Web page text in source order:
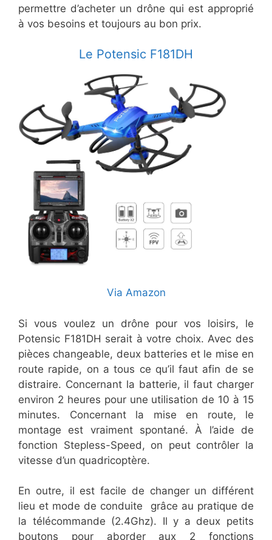
permettre d’acheter un drône qui est approprié
à vos besoins et toujours au bon prix.
​Le Potensic F181DH
Via Amazon
Si vous voulez un drône pour vos loisirs, le
Potensic F181DH serait à votre choix. Avec des
pièces changeable, deux batteries et le mise en
route rapide, on a tous ce qu’il faut afin de se
distraire. Concernant la batterie, il faut charger
environ 2 heures pour une utilisation de 10 à 15
minutes. Concernant la mise en route, le
montage est vraiment spontané. À l’aide de
fonction Stepless-Speed, on peut contrôler la
vitesse d’un quadricoptère.
En outre, il est facile de changer un différent
lieu et mode de conduite grâce au pratique de
la télécommande (2.4Ghz). Il y a deux petits
boutons pour aborder aux 2 fonctions